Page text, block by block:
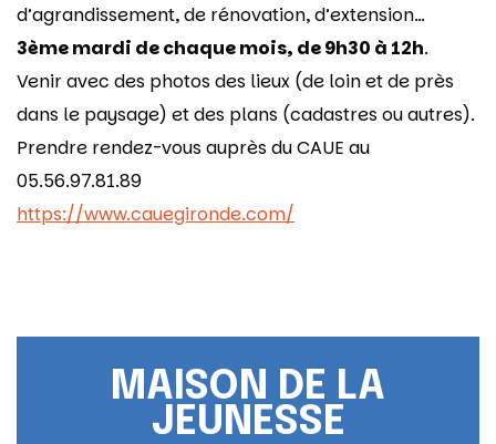
d’agrandissement, de rénovation, d’extension…
3ème mardi de chaque mois, de 9h30 à 12h.
Venir avec des photos des lieux (de loin et de près
dans le paysage) et des plans (cadastres ou autres).
Prendre rendez-vous auprès du CAUE au
05.56.97.81.89
https://www.cauegironde.com/
MAISON DE LA
JEUNESSE